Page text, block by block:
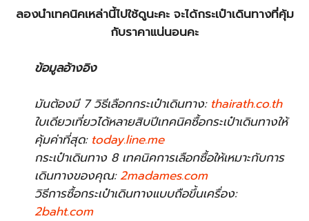
ลองนำเทคนิคเหล่านี้ไปใช้ดูนะคะ จะได้กระเป๋าเดินทางที่คุ้ม
กับราคาแน่นอนคะ
ข้อมูลอ้างอิง
มันต้องมี 7 วิธีเลือกกระเป๋าเดินทาง: thairath.co.th
ใบเดียวเที่ยวได้หลายสิบปีเทคนิคซื้อกระเป๋าเดินทางให้
คุ้มค่าที่สุด: today.line.me
กระเป๋าเดินทาง 8 เทคนิคการเลือกซื้อให้เหมาะกับการ
เดินทางของคุณ:2madames.com
วิธีการซื้อกระเป๋าเดินทางแบบถือขึ้นเครื่อง:
2baht.com